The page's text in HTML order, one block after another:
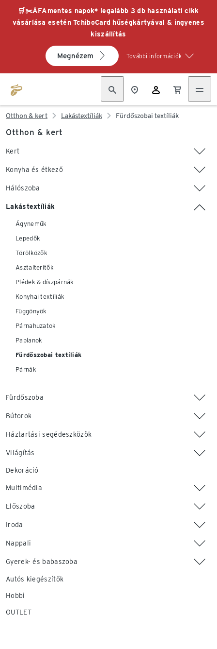
🛒✂️ÁFAmentes napok* legalább 3 db használati cikk
vásárlása esetén TchiboCard hűségkártyával & ingyenes
kiszállítás
Megnézem További információk
Otthon & kert Lakástextíliák Fürdőszobai textíliák
Otthon & kert
Kert
Konyha és étkező
Hálószoba
Lakástextíliák
Ágyneműk
Lepedők
Törölközők
Asztalterítők
Plédek & díszpárnák
Konyhai textíliák
Függönyök
Párnahuzatok
Paplanok
Fürdőszobai textíliák
Párnák
Fürdőszoba
Bútorok
Háztartási segédeszközök
Világítás
Dekoráció
Multimédia
Előszoba
Iroda
Nappali
Gyerek- és babaszoba
Autós kiegészítők
Hobbi
OUTLET